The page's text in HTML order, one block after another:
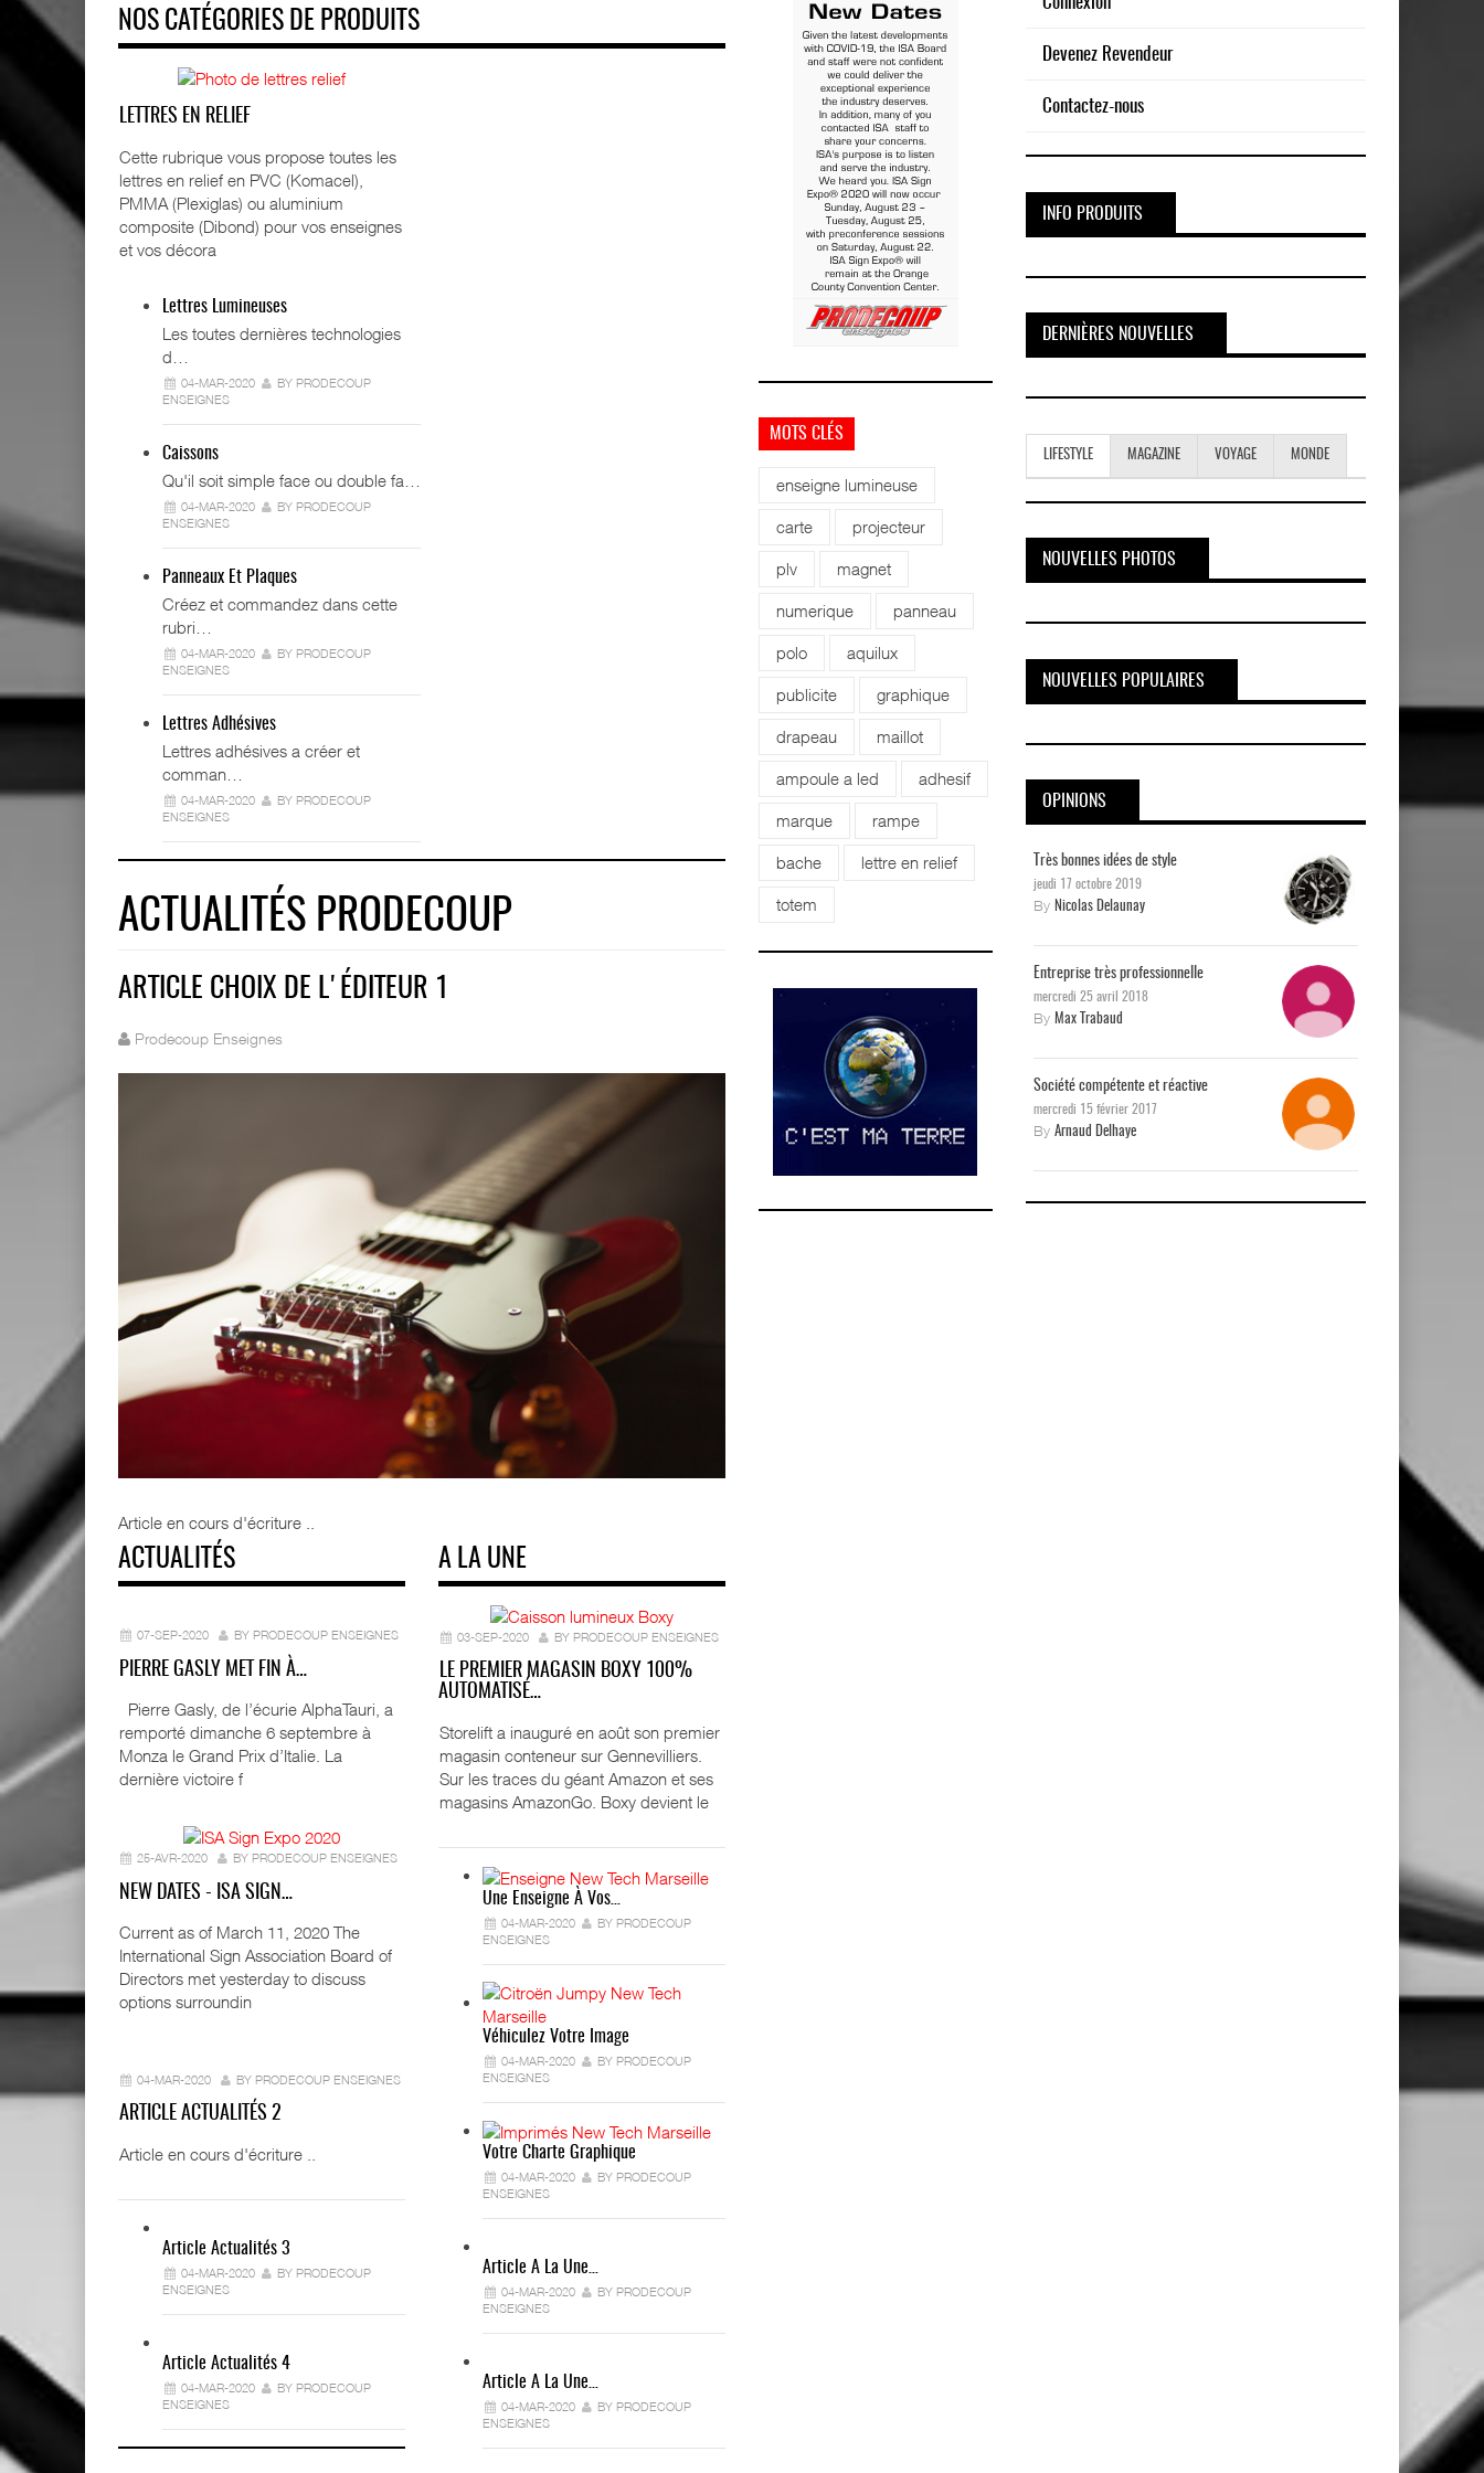
NOS CATÉGORIES DE PRODUITS
LETTRES EN RELIEF
Cette rubrique vous propose toutes les
lettres en relief en PVC (Komacel),
PMMA (Plexiglas) ou aluminium
composite (Dibond) pour vos enseignes
et vos décora
Lettres Lumineuses
Les toutes dernières technologies
d…
04-MAR-2020
BY PRODECOUP
ENSEIGNES
Caissons
Qu'il soit simple face ou double fa…
04-MAR-2020
BY PRODECOUP
ENSEIGNES
Panneaux Et Plaques
Créez et commandez dans cette
rubri…
04-MAR-2020
BY PRODECOUP
ENSEIGNES
Lettres Adhésives
Lettres adhésives a créer et
comman…
04-MAR-2020
BY PRODECOUP
ENSEIGNES
ACTUALITÉS PRODECOUP
ARTICLE CHOIX DE L'ÉDITEUR 1
Prodecoup Enseignes
Article en cours d'écriture ..
ACTUALITÉS
07-SEP-2020 BY PRODECOUP ENSEIGNES
PIERRE GASLY MET FIN À…
Pierre Gasly, de l’écurie AlphaTauri, a
remporté dimanche 6 septembre à
Monza le Grand Prix d’Italie. La
dernière victoire f
25-AVR-2020 BY PRODECOUP ENSEIGNES
NEW DATES - ISA SIGN…
Current as of March 11, 2020 The
International Sign Association Board of
Directors met yesterday to discuss
options surroundin
04-MAR-2020 BY PRODECOUP ENSEIGNES
ARTICLE ACTUALITÉS 2
Article en cours d'écriture ..
Article Actualités 3
04-MAR-2020
BY PRODECOUP
ENSEIGNES
Article Actualités 4
04-MAR-2020
BY PRODECOUP
ENSEIGNES
A LA UNE
03-SEP-2020 BY PRODECOUP ENSEIGNES
LE PREMIER MAGASIN BOXY 100%
AUTOMATISÉ…
Storelift a inauguré en août son premier
magasin conteneur sur Gennevilliers.
Sur les traces du géant Amazon et ses
magasins AmazonGo. Boxy devient le
Une Enseigne À Vos…
04-MAR-2020
BY PRODECOUP
ENSEIGNES
Véhiculez Votre Image
04-MAR-2020
BY PRODECOUP
ENSEIGNES
Votre Charte Graphique
04-MAR-2020
BY PRODECOUP
ENSEIGNES
Article A La Une…
04-MAR-2020
BY PRODECOUP
ENSEIGNES
Article A La Une…
04-MAR-2020
BY PRODECOUP
ENSEIGNES
MOTS CLÉS
enseigne lumineuse
carte projecteur
plv magnet
numerique panneau
polo aquilux
publicite graphique
drapeau maillot
ampoule a led adhesif
marque rampe
bache lettre en relief
totem
Devenez Revendeur
Contactez-nous
INFO PRODUITS
DERNIÈRES NOUVELLES
LIFESTYLE MAGAZINE VOYAGE MONDE
NOUVELLES PHOTOS
NOUVELLES POPULAIRES
OPINIONS
Très bonnes idées de style
jeudi 17 octobre 2019
By Nicolas Delaunay
Entreprise très professionnelle
mercredi 25 avril 2018
By Max Trabaud
Société compétente et réactive
mercredi 15 février 2017
By Arnaud Delhaye